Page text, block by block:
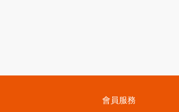
會員服務